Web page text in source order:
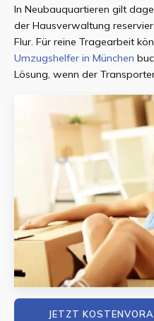
In Neubauquartieren gilt
der Hausverwaltung
Flur. Für reine Tragearbeit
Umzugshelfer in München
Lösung, wenn der
JETZT